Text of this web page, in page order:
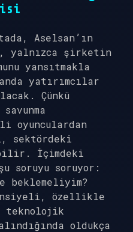
Aselsan’ın
yalnızca şirketin
yansıtmakla
yatırımcılar
Çünkü
oyunculardan
sektördeki
İçimdeki
soruyu soruyor:
beklemeliyim?
özellikle
teknolojik
oldukça